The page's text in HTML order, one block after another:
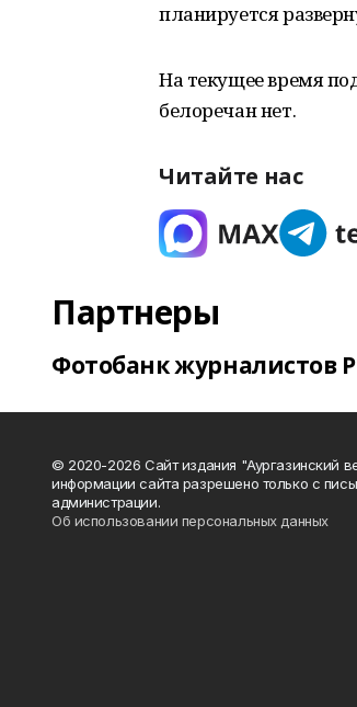
планируется
На текущее время
белоречан нет.
Читайте нас
Партнеры
Фотобанк журналистов
© 2020-2026 Сайт издания "Аургазинский
информации сайта разрешено только с
администрации.
Об использовании персональных данных